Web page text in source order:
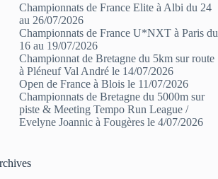
Championnats de France Elite à Albi du 24
au 26/07/2026
Championnats de France U*NXT à Paris du
16 au 19/07/2026
Championnat de Bretagne du 5km sur route
à Pléneuf Val André le 14/07/2026
Open de France à Blois le 11/07/2026
Championnats de Bretagne du 5000m sur
piste & Meeting Tempo Run League /
Evelyne Joannic à Fougères le 4/07/2026